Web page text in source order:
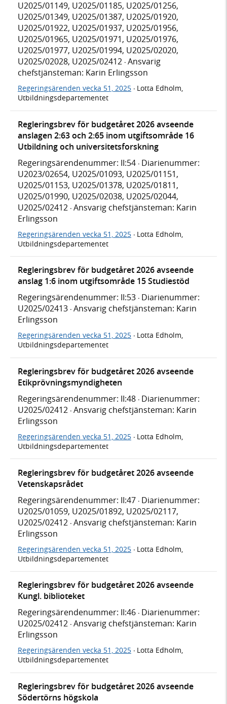
U2025/01149, U2025/01185, U2025/01256,
U2025/01349, U2025/01387, U2025/01920,
U2025/01922, U2025/01937, U2025/01956,
U2025/01965, U2025/01971, U2025/01976,
U2025/01977, U2025/01994, U2025/02020,
U2025/02028, U2025/02412 · Ansvarig
chefstjänsteman: Karin Erlingsson
Regeringsärenden vecka 51, 2025 · Lotta Edholm,
Utbildningsdepartementet
Regleringsbrev för budgetåret 2026 avseende
anslagen 2:63 och 2:65 inom utgiftsområde 16
Utbildning och universitetsforskning
Regeringsärendenummer: II:54 · Diarienummer:
U2023/02654, U2025/01093, U2025/01151,
U2025/01153, U2025/01378, U2025/01811,
U2025/01990, U2025/02038, U2025/02044,
U2025/02412 · Ansvarig chefstjänsteman: Karin
Erlingsson
Regeringsärenden vecka 51, 2025 · Lotta Edholm,
Utbildningsdepartementet
Regleringsbrev för budgetåret 2026 avseende
anslag 1:6 inom utgiftsområde 15 Studiestöd
Regeringsärendenummer: II:53 · Diarienummer:
U2025/02413 · Ansvarig chefstjänsteman: Karin
Erlingsson
Regeringsärenden vecka 51, 2025 · Lotta Edholm,
Utbildningsdepartementet
Regleringsbrev för budgetåret 2026 avseende
Etikprövningsmyndigheten
Regeringsärendenummer: II:48 · Diarienummer:
U2025/02412 · Ansvarig chefstjänsteman: Karin
Erlingsson
Regeringsärenden vecka 51, 2025 · Lotta Edholm,
Utbildningsdepartementet
Regleringsbrev för budgetåret 2026 avseende
Vetenskapsrådet
Regeringsärendenummer: II:47 · Diarienummer:
U2025/01059, U2025/01892, U2025/02117,
U2025/02412 · Ansvarig chefstjänsteman: Karin
Erlingsson
Regeringsärenden vecka 51, 2025 · Lotta Edholm,
Utbildningsdepartementet
Regleringsbrev för budgetåret 2026 avseende
Kungl. biblioteket
Regeringsärendenummer: II:46 · Diarienummer:
U2025/02412 · Ansvarig chefstjänsteman: Karin
Erlingsson
Regeringsärenden vecka 51, 2025 · Lotta Edholm,
Utbildningsdepartementet
Regleringsbrev för budgetåret 2026 avseende
Södertörns högskola